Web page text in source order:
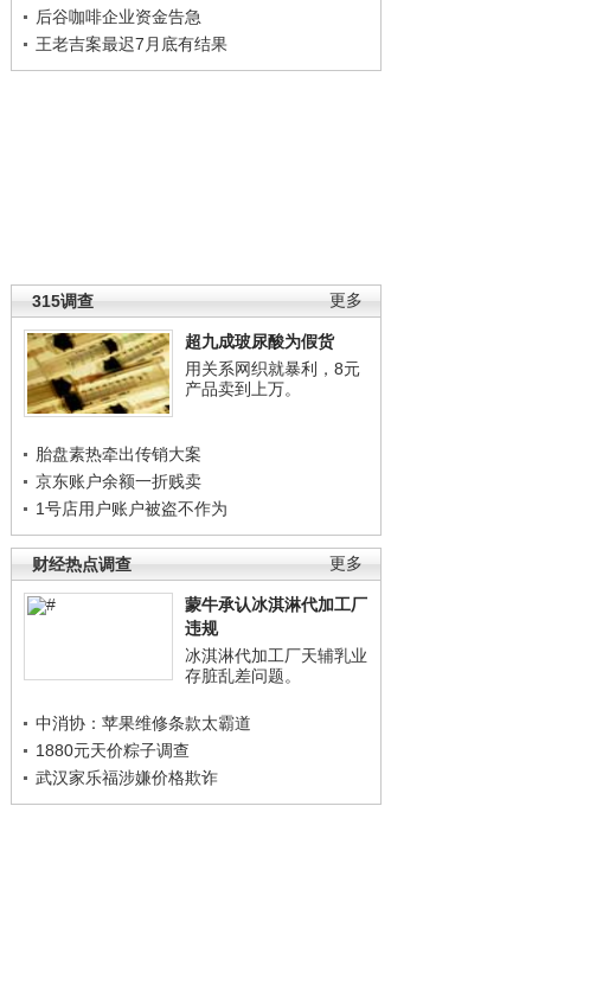
后谷咖啡企业资金告急
王老吉案最迟7月底有结果
更多
315调查
超九成玻尿酸为假货
用关系网织就暴利，8元
产品卖到上万。
胎盘素热牵出传销大案
京东账户余额一折贱卖
1号店用户账户被盗不作为
更多
财经热点调查
蒙牛承认冰淇淋代加工厂
违规
冰淇淋代加工厂天辅乳业
存脏乱差问题。
中消协：苹果维修条款太霸道
1880元天价粽子调查
武汉家乐福涉嫌价格欺诈